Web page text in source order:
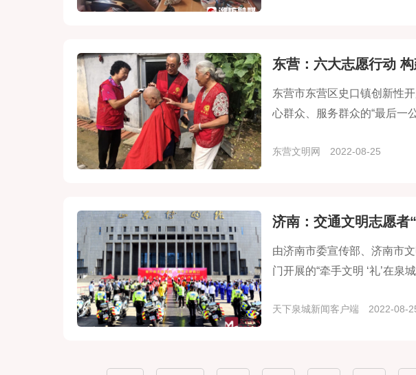
东营：六大志愿行动
东营市东营区史口镇创新性
心群众、服务群众的“最后一公
东营文明网 2022-08-25
济南：交通文明志愿者
由济南市委宣传部、济南市
门开展的“牵手文明 ‘礼’在泉
天下泉城新闻客户端 2022-08-